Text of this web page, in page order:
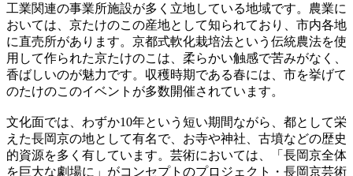
工業関連の事業所施設が多く立地している地域です。農業に
おいては、京たけのこの産地として知られており、市内各地
に直売所があります。京都式軟化栽培法という伝統農法を使
用して作られた京たけのこは、柔らかい触感で苦みがなく、
香ばしいのが魅力です。収穫時期である春には、市を挙げて
のたけのこのイベントが多数開催されています。
文化面では、わずか10年という短い期間ながら、都として栄
えた長岡京の地として有名で、お寺や神社、古墳などの歴史
的資源を多く有しています。芸術においては、「長岡京全体
を巨大な劇場に」がコンセプトのプロジェクト・長岡京芸術